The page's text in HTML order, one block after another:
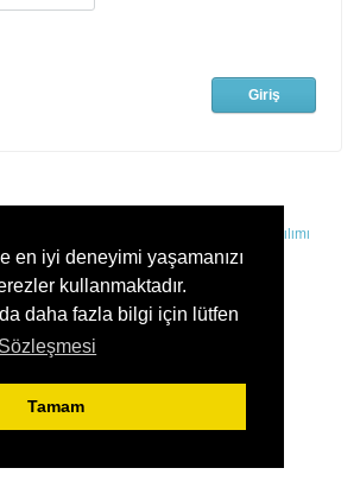
en iyi deneyimi yaşamanızı
kullanmaktadır.
daha fazla bilgi için lütfen
Tamam
Destek Masası Yazılımı